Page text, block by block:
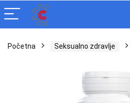
Početna Seksualno zdravlje